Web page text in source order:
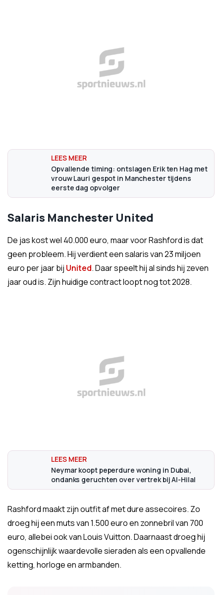
Opvallende timing: ontslagen Erik ten Hag met
vrouw Lauri gespot in Manchester tijdens
eerste dag opvolger
Salaris Manchester United
De jas kost wel 40.000 euro, maar voor Rashford is dat
geen probleem. Hij verdient een salaris van 23 miljoen
euro per jaar bij United. Daar speelt hij al sinds hij zeven
jaar oud is. Zijn huidige contract loopt nog tot 2028.
Neymar koopt peperdure woning in Dubai,
ondanks geruchten over vertrek bij Al-Hilal
Rashford maakt zijn outfit af met dure assecoires. Zo
droeg hij een muts van 1.500 euro en zonnebril van 700
euro, allebei ook van Louis Vuitton. Daarnaast droeg hij
ogenschijnlijk waardevolle sieraden als een opvallende
ketting, horloge en armbanden.